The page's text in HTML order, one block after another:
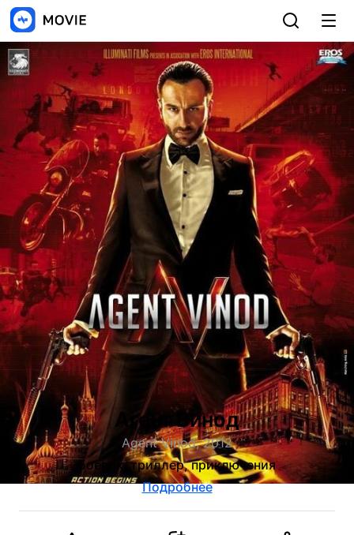
Агент Винод
Agent Vinod, 2012
боевик, триллер, приключения
Подробнее